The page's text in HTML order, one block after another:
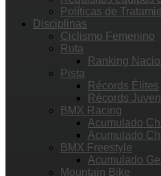
Políticas de
Disciplinas
Ciclismo Femenino
Ruta
Ranking
Pista
Récords Élites
Récords
BMX Racing
Acumulado
Acumulado
BMX Freestyle
Acumulado
Mountain Bike